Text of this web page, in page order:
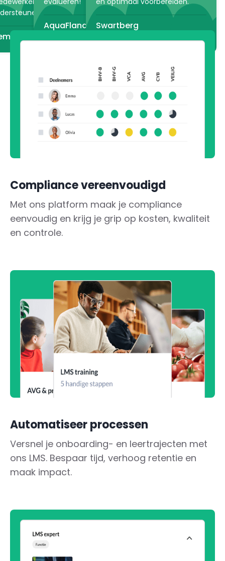
ARTIS
Den Haag
AquaFlandersSwartberg
Pluvo
Compliance vereenvoudigd
Met ons platform maak je compliance
eenvoudig en krijg je grip op kosten, kwaliteit
en controle.
Automatiseer processen
Versnel je onboarding- en leertrajecten met
ons LMS. Bespaar tijd, verhoog retentie en
maak impact.